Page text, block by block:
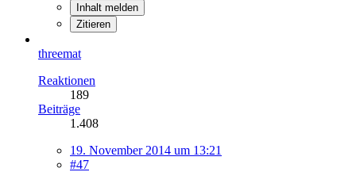
Inhalt melden
Zitieren
threemat
Reaktionen
189
Beiträge
1.408
19. November 2014 um 13:21
#47